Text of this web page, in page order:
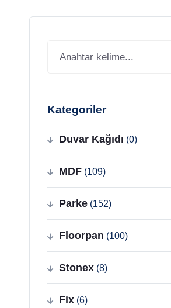
Kategoriler
Duvar Kağıdı (0)
MDF (109)
Parke (152)
Floorpan (100)
Stonex (8)
Fix (6)